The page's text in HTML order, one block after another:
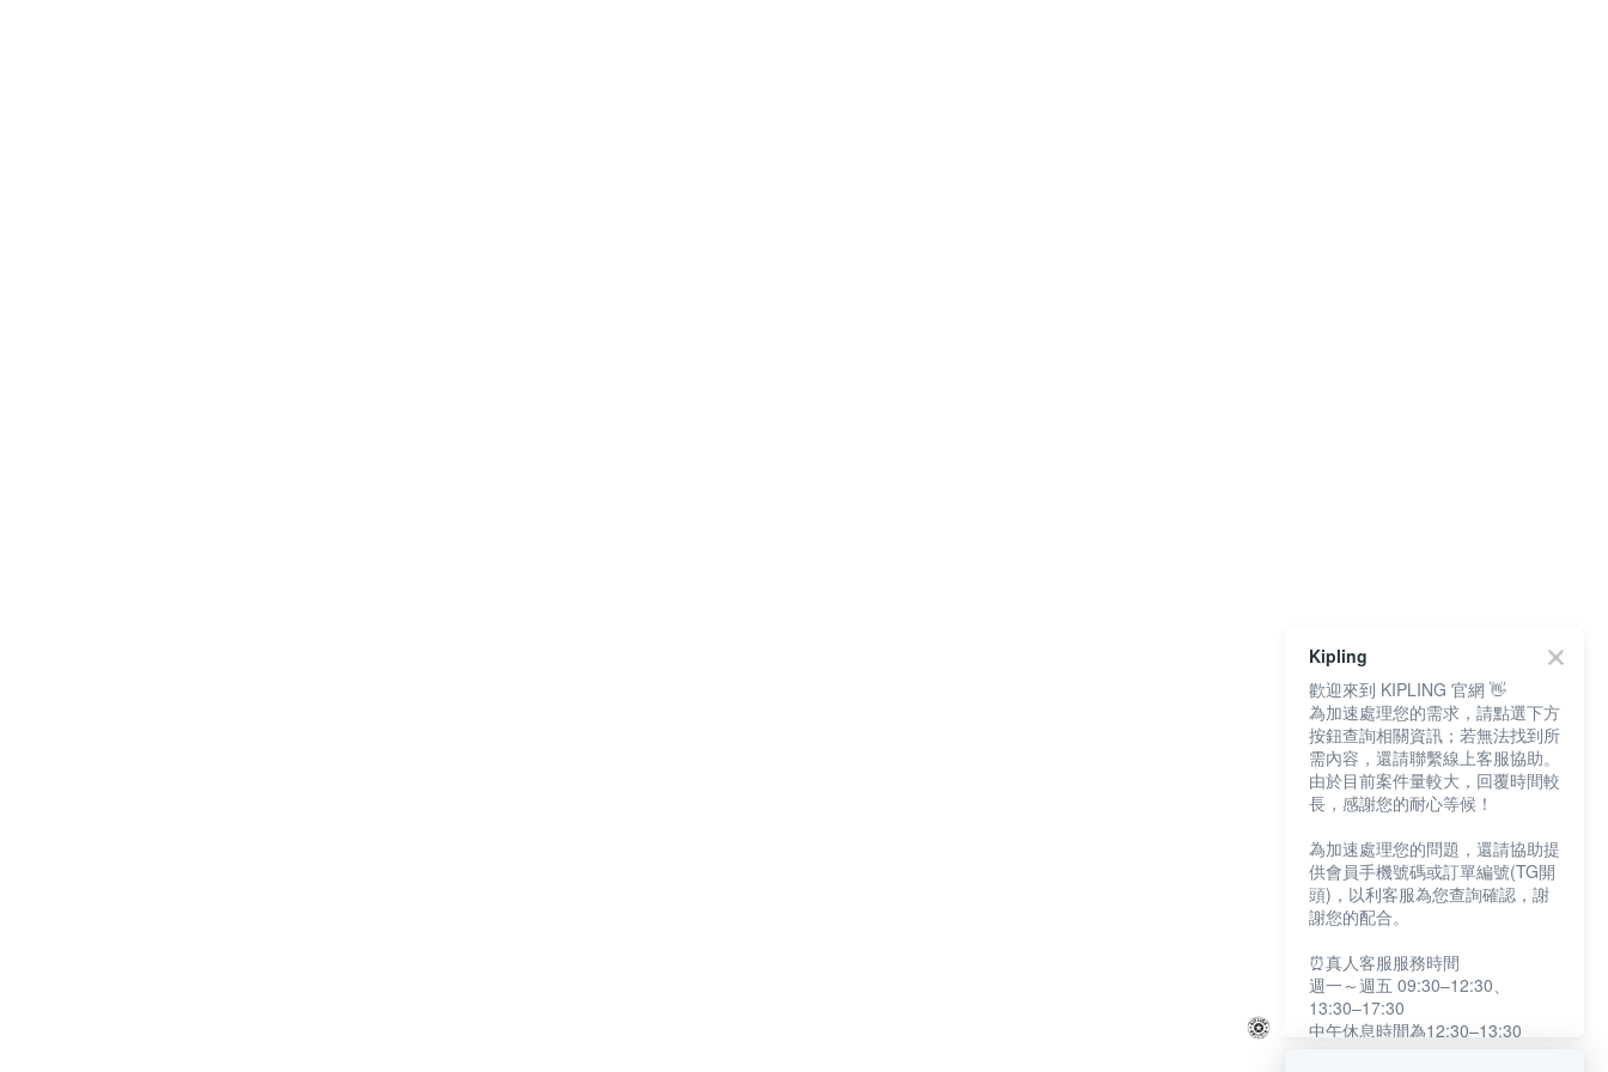
Kipling
歡迎來到 KIPLING 官網 👋
為加速處理您的需求，請點選下方
按鈕查詢相關資訊；若無法找到所
需內容，還請聯繫線上客服協助。
由於目前案件量較大，回覆時間較
長，感謝您的耐心等候！
為加速處理您的問題，還請協助提
供會員手機號碼或訂單編號(TG開
頭)，以利客服為您查詢確認，謝
謝您的配合。
⏰真人客服服務時間
週一～週五 09:30–12:30、
13:30–17:30
中午休息時間為12:30–13:30